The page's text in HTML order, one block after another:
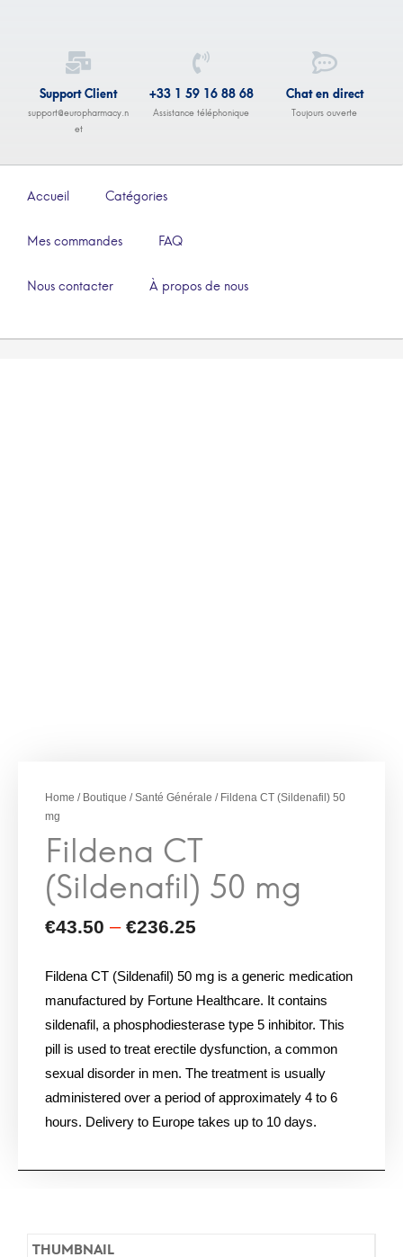
Support Client
support@europharmacy.n
et
+33 1 59 16 88 68
Assistance téléphonique
Chat en direct
Toujours ouverte
Accueil Catégories
Mes commandes FAQ
Nous contacter À propos de nous
Home / Boutique /Santé Générale / Fildena CT (Sildenafil) 50
mg
Fildena CT (Sildenafil) 50 mg is a generic medication
manufactured by Fortune Healthcare. It contains
sildenafil, a phosphodiesterase type 5 inhibitor. This
pill is used to treat erectile dysfunction, a common
sexual disorder in men. The treatment is usually
administered over a period of approximately 4 to 6
hours. Delivery to Europe takes up to 10 days.